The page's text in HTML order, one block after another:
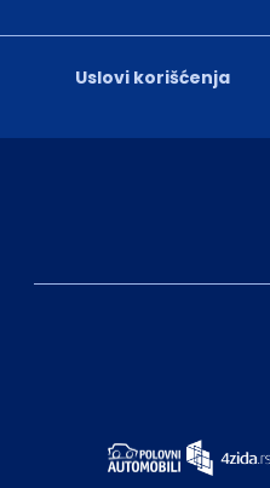
Uslovi korišćenja